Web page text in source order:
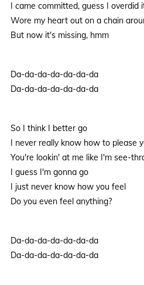
I came committed, guess I overdid
Wore my heart out on a chain
But now it's missing, hmm
Da-da-da-da-da-da-da
Da-da-da-da-da-da-da
So I think I better go
I never really know how to please
You're lookin' at me like I'm see-
I guess I'm gonna go
I just never know how you feel
Do you even feel anything?
Da-da-da-da-da-da-da
Da-da-da-da-da-da-da